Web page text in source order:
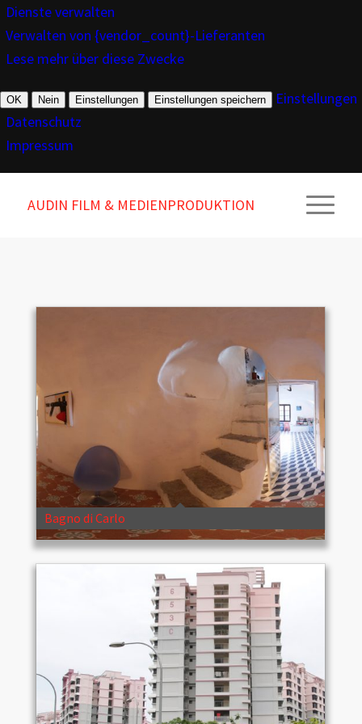
Dienste verwalten
Verwalten von {vendor_count}-Lieferanten
Lese mehr über diese Zwecke
OK Nein Einstellungen Einstellungen speichern
Einstellungen
Datenschutz
Impressum
AUDIN FILM & MEDIENPRODUKTION
Bagno di Carlo